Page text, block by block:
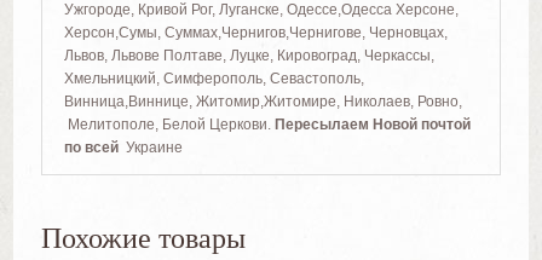
Ужгороде, Кривой Рог, Луганске, Одессе,Одесса Херсоне,
Херсон,Сумы, Суммах,Чернигов,Чернигове, Черновцах,
Львов, Львове Полтаве, Луцке, Кировоград, Черкассы,
Хмельницкий, Симферополь, Севастополь,
Винница,Виннице, Житомир,Житомире, Николаев, Ровно,
Мелитополе, Белой Церкови. Пересылаем Новой почтой
по всейУкраине
Похожие товары